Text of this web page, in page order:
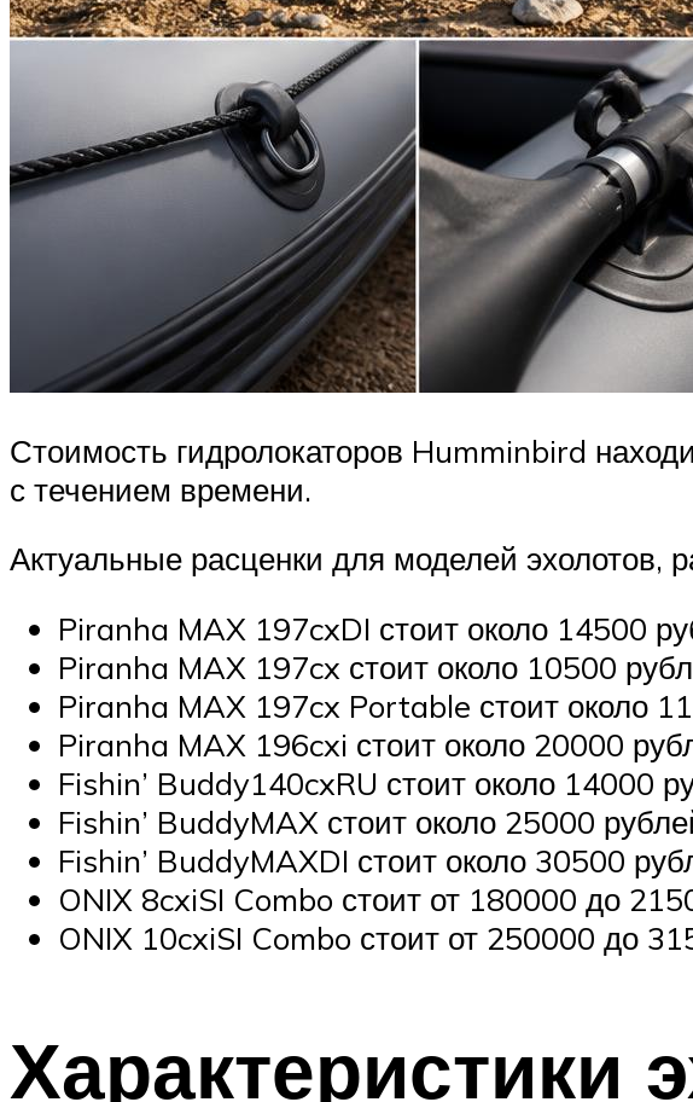
Стоимость гидролокаторов Humminbird
с течением времени.
Актуальные расценки для моделей эхолотов,
Piranha MAX 197cxDI стоит около 14500
Piranha MAX 197cx стоит около 10500
Piranha MAX 197cx Portable стоит около
Piranha MAX 196cxi стоит около 20000
Fishin’ Buddy140cxRU стоит около 14000
Fishin’ BuddyMAX стоит около 25000
Fishin’ BuddyMAXDI стоит около 30500
ONIX 8cxiSI Combo стоит от 180000 до
ONIX 10cxiSI Combo стоит от 250000 до
Характеристики